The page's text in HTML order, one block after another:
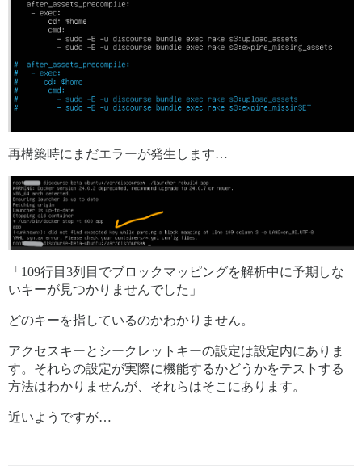
再構築時にまだエラーが発生します…
「109行目3列目でブロックマッピングを解析中に予期しな
いキーが見つかりませんでした」
どのキーを指しているのかわかりません。
アクセスキーとシークレットキーの設定は設定内にありま
す。それらの設定が実際に機能するかどうかをテストする
方法はわかりませんが、それらはそこにあります。
近いようですが…